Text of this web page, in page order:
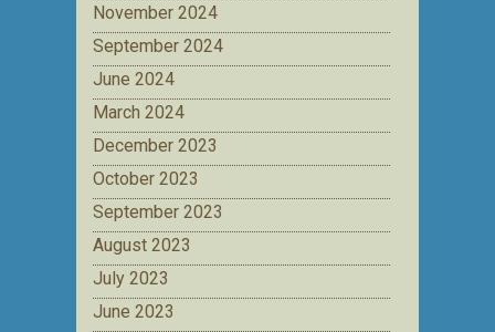
November 2024
September 2024
June 2024
March 2024
December 2023
October 2023
September 2023
August 2023
July 2023
June 2023